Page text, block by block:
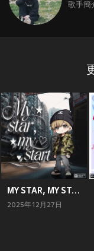
歌手簡
MY STAR, MY START! (我的星星，我的開始)
2025年12月27日